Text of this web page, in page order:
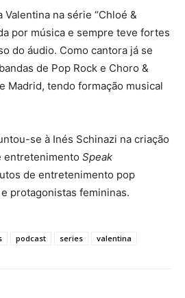
na série “Chloé &
por música e sempre teve fortes
do áudio. Como cantora já se
de Pop Rock e Choro &
Madrid, tendo formação musical
se à Inés Schinazi na criação
entretenimento Speak
de entretenimento pop
protagonistas femininas.
podcast series valentina